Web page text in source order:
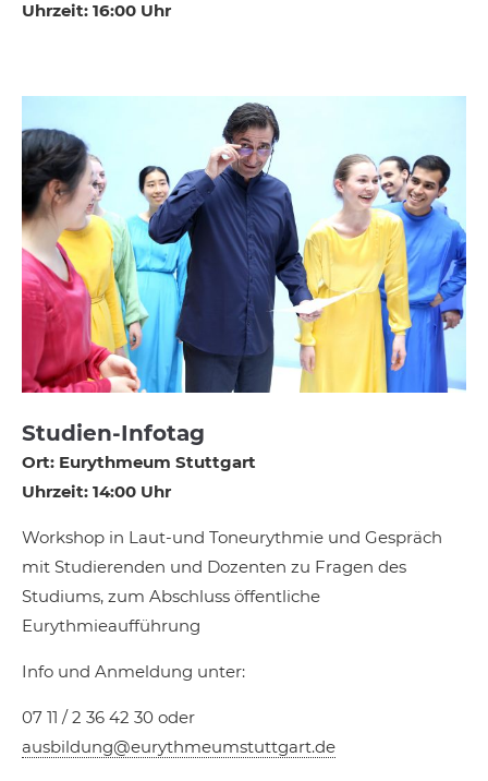
Uhrzeit: 16:00 Uhr
Studien-Infotag
Ort: Eurythmeum Stuttgart
Uhrzeit: 14:00 Uhr
Workshop in Laut-und Toneurythmie und Gespräch
mit Studierenden und Dozenten zu Fragen des
Studiums, zum Abschluss öffentliche
Eurythmieaufführung
Info und Anmeldung unter:
07 11 / 2 36 42 30 oder
ausbildung@eurythmeumstuttgart.de